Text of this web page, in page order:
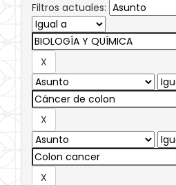
Filtros actuales: